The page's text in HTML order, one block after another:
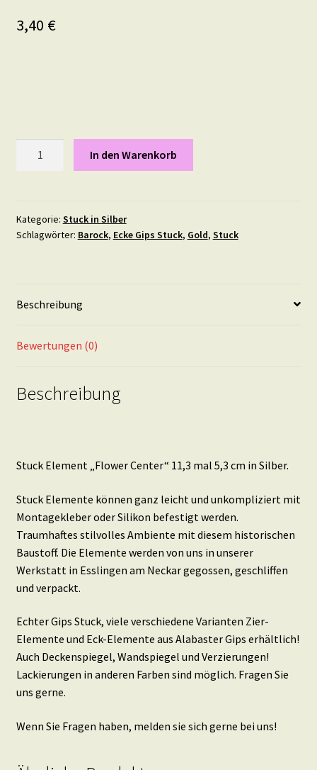
3,40 €
11,3
mal
Silber
In den Warenkorb
Kategorie: Stuck in Silber
Schlagwörter: Barock, Ecke Gips Stuck, Gold, Stuck
Beschreibung
Bewertungen (0)
Beschreibung
Stuck Element „Flower Center“ 11,3 mal 5,3 cm in Silber.
Stuck Elemente können ganz leicht und unkompliziert mit
Montagekleber oder Silikon befestigt werden.
Traumhaftes stilvolles Ambiente mit diesem historischen
Baustoff. Die Elemente werden von uns in unserer
Werkstatt in Esslingen am Neckar gegossen, geschliffen
und verpackt.
Echter Gips Stuck, viele verschiedene Varianten Zier-
Elemente und Eck-Elemente aus Alabaster Gips erhältlich!
Auch Deckenspiegel, Wandspiegel und Verzierungen!
Lackierungen in anderen Farben sind möglich. Fragen Sie
uns gerne.
Wenn Sie Fragen haben, melden sie sich gerne bei uns!